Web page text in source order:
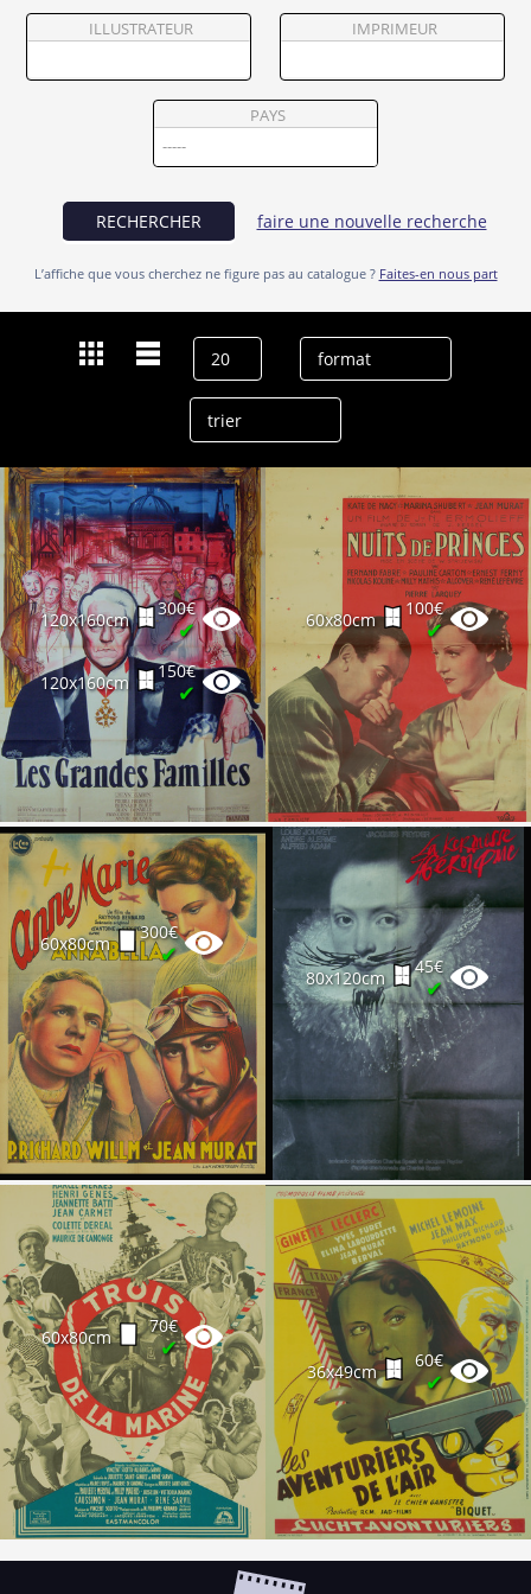
Vendre
ILLUSTRATEUR IMPRIMEUR
PAYS
RECHERCHER faire une nouvelle recherche
L’affiche que vous cherchez ne figure pas au catalogue ? Faites-en nous part
120x160cm
300€
✔
120x160cm
150€
✔
60x80cm
100€
✔
60x80cm
300€
✔
80x120cm
45€
✔
60x80cm
70€
✔
36x49cm
60€
✔